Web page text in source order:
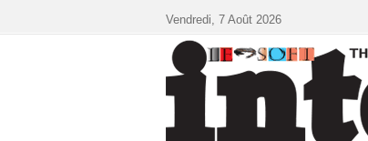
Vendredi, 7 Août 2026